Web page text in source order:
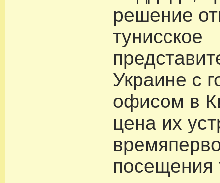
решение
тунисское
Украине с
офисом в
цена их
посещения